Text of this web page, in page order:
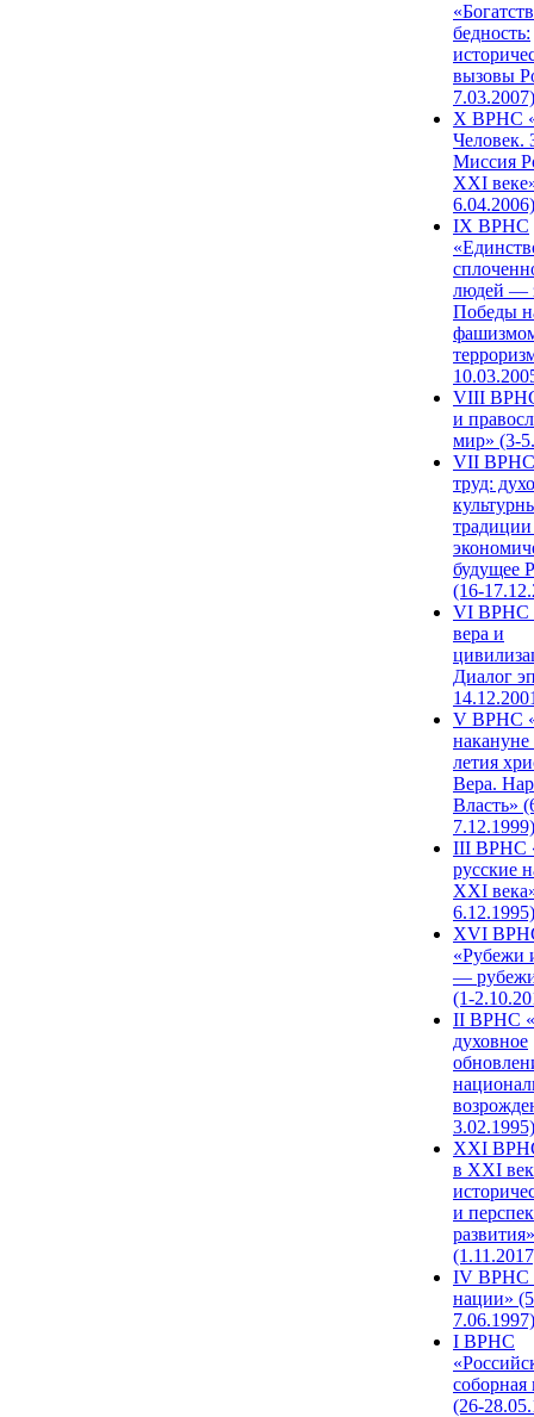
бедность:
вызовы
7.03.2007)
X ВРНС
Человек.
Миссия
XXI
6.04.2006)
IX ВРНС
людей —
Победы
VIII
и
мир» (3-
VII ВРНС
труд:
будущее
(16-
VI ВРНС
вера и
Диалог
V ВРНС
накануне
летия
Вера.
Власть»
7.12.1999)
III ВРНС
русские
XXI
6.12.1995)
XVI
«Рубежи
—
(1-
II ВРНС
духовное
3.02.1995)
XХI
в XXI
и
развития»
IV ВРНС
нации»
7.06.1997)
I ВРНС
(26-